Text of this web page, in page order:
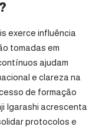
exerce influência
tomadas em
ajudam
e clareza na
de formação
Igarashi acrescenta
protocolos e